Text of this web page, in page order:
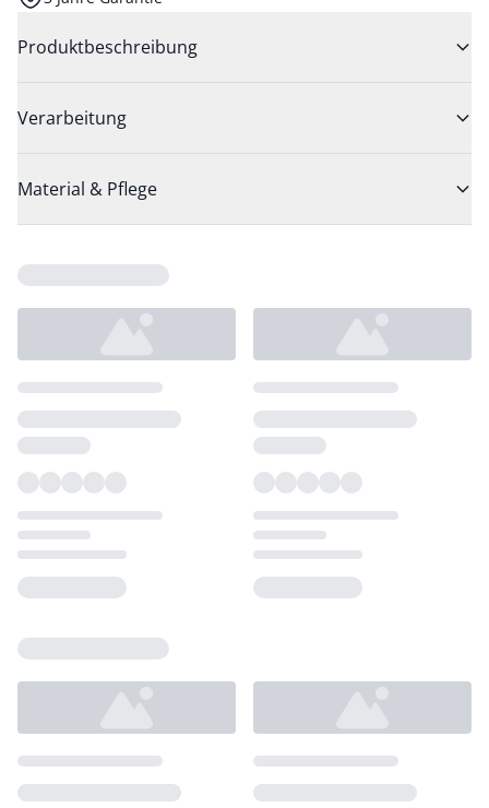
Produktbeschreibung
Verarbeitung
Material & Pflege